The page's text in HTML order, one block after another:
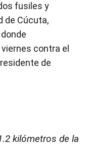
fusiles y
de Cúcuta,
contra el
de
kilómetros de la